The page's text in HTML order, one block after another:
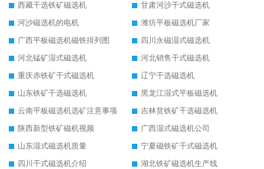
西藏干选铁矿磁选机
甘肃河沙干式磁选机
河沙磁选机的电机
潍坊平板磁选机厂家
广西平板磁选机磁铁排列图
四川永磁湿式磁选机
河北锰矿湿式磁选机
河北销售干式磁选机
重庆赤铁矿干式磁选机
辽宁干选磁选机
山东铁矿干选磁选机
黑龙江湿式平板磁选机
云南平板磁选机选矿注意事项
吉林贫铁矿干选磁选机
陕西新型铁矿磁机视频
广西湿式磁选机公司
山东湿式磁选机质量
宁夏磁铁矿干式磁选机
四川干式磁选机介绍
湖北铁矿磁选机生产线